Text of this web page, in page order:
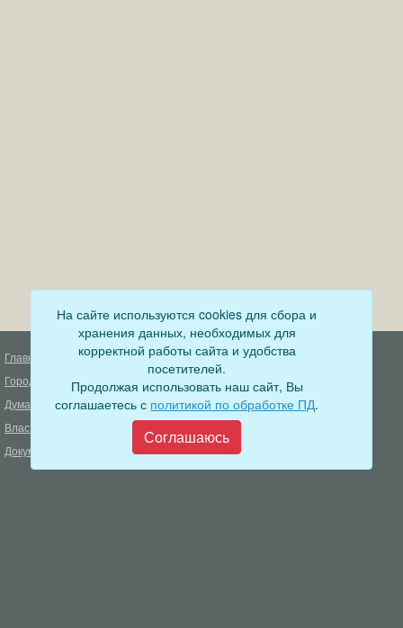
Главная
Город
Дума
Власть
Документы
ОФИЦИАЛЬНЫЙ ВЕСТНИК
Деятельность прокуратуры
Муниципальный контроль
Меры пожарной безопасности
Формирование комфортной
городской среды
На сайте используются cookies для сбора и
хранения данных, необходимых для
корректной работы сайта и удобства
посетителей.
Продолжая использовать наш сайт, Вы
соглашаетесь с политикой по обработке ПД.
Соглашаюсь